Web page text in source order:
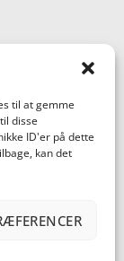
til at gemme
disse
ID'er på dette
kan det